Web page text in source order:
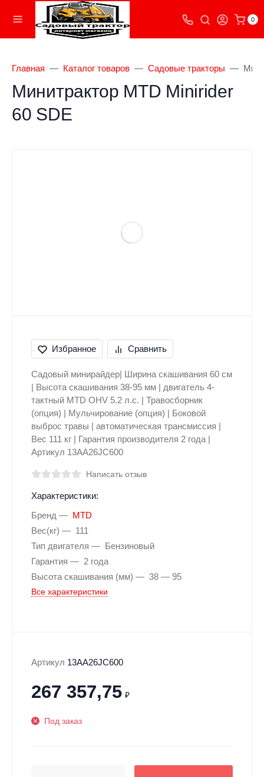
0
Главная Каталог товаров Садовые тракторы
Минитрактор MTD Minirider
60 SDE
Избранное Сравнить
Садовый минирайдер| Ширина скашивания 60 см
| Высота скашивания 38-95 мм | двигатель 4-
тактный MTD OHV 5.2 л.с. | Травосборник
(опция) | Мульчирование (опция) | Боковой
выброс травы | автоматическая трансмиссия |
Вес 111 кг | Гарантия производителя 2 года |
Артикул 13AA26JC600
Написать отзыв
Характеристики:
Бренд
MTD
Вес(кг)
111
Тип двигателя
Бензиновый
Гарантия
2 года
Высота скашивания (мм)
38 — 95
Все характеристики
Артикул 13AA26JC600
267 357,75 ₽
Под заказ